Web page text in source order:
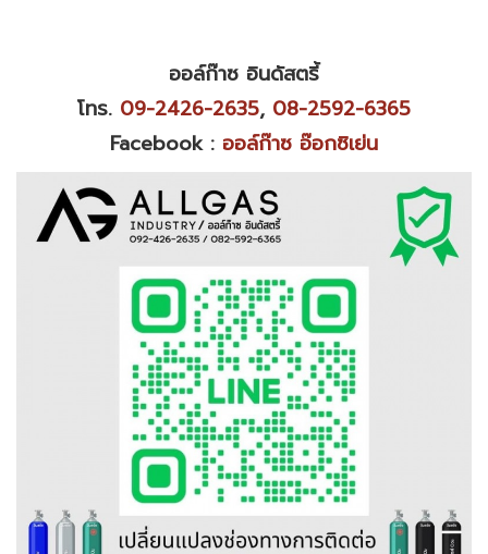
ออล์ก๊าซ อินดัสตรี้
โทร. 09-2426-2635, 08-2592-6365
Facebook : ออล์ก๊าซ อ๊อกซิเย่น